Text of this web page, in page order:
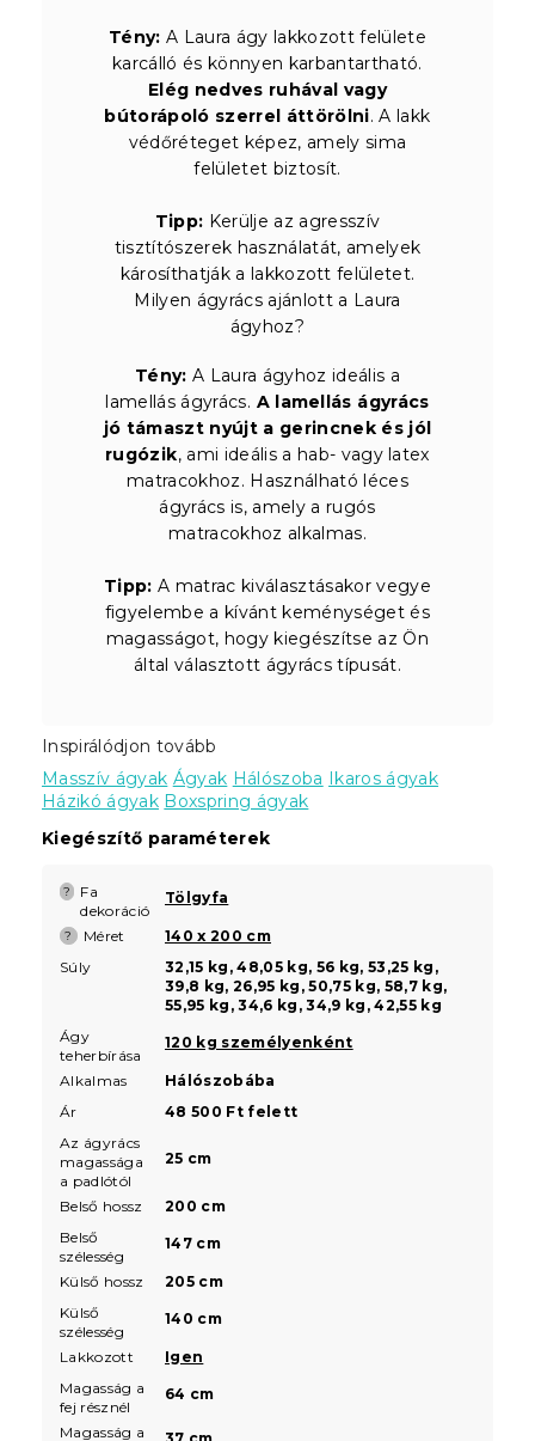
Tény: A Laura ágy lakkozott felülete
karcálló és könnyen karbantartható.
Elég nedves ruhával vagy
bútorápoló szerrel áttörölni. A lakk
védőréteget képez, amely sima
felületet biztosít.
Tipp: Kerülje az agresszív
tisztítószerek használatát, amelyek
károsíthatják a lakkozott felületet.
Milyen ágyrács ajánlott a Laura
ágyhoz?
Tény: A Laura ágyhoz ideális a
lamellás ágyrács. A lamellás ágyrács
jó támaszt nyújt a gerincnek és jól
rugózik, ami ideális a hab- vagy latex
matracokhoz. Használható léces
ágyrács is, amely a rugós
matracokhoz alkalmas.
Tipp: A matrac kiválasztásakor vegye
figyelembe a kívánt keménységet és
magasságot, hogy kiegészítse az Ön
által választott ágyrács típusát.
Inspirálódjon tovább
Masszív ágyak Ágyak Hálószoba Ikaros ágyak
Házikó ágyak Boxspring ágyak
Kiegészítő paraméterek
?
Fa
dekoráció
Tölgyfa
? Méret
140 x 200 cm
Súly
32,15 kg, 48,05 kg, 56 kg, 53,25 kg,
39,8 kg, 26,95 kg, 50,75 kg, 58,7 kg,
55,95 kg, 34,6 kg, 34,9 kg, 42,55 kg
Ágy
teherbírása
120 kg személyenként
Alkalmas
Hálószobába
Ár
48 500 Ft felett
Az ágyrács
magassága
a padlótól
25 cm
Belső hossz
200 cm
Belső
szélesség
147 cm
Külső hossz
205 cm
Külső
szélesség
140 cm
Lakkozott
Igen
Magasság a
fej résznél
64 cm
Magasság a